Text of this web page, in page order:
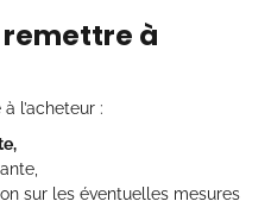
remettre à
l’acheteur :
sur les éventuelles mesures